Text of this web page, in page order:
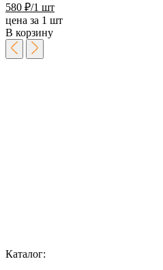
580 ₽/1 шт
цена за 1 шт
В корзину
Каталог: